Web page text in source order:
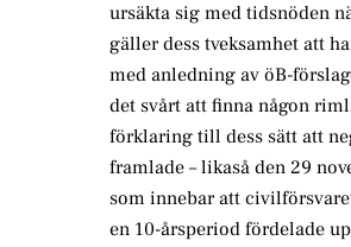
ursäkta sig med tidsnöden
gäller dess tveksamhet att
med anledning av öB-
det svårt att finna någon
förklaring till dess sätt att
framlade – likaså den 29
som innebar att
en 10-årsperiod fördelade